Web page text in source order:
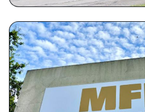
MFR LOIRE